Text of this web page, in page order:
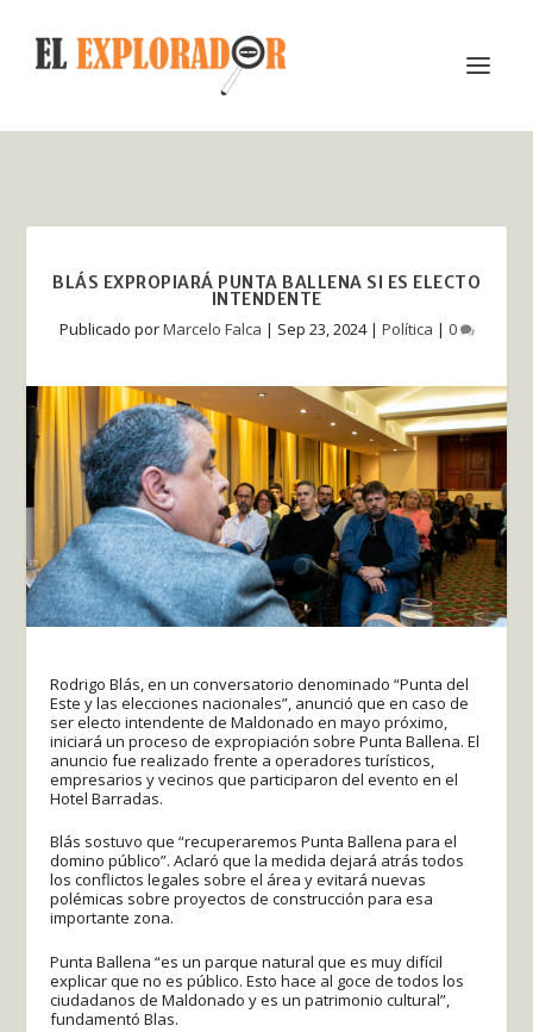
BLÁS EXPROPIARÁ PUNTA BALLENA SI ES ELECTO
INTENDENTE
Publicado porMarcelo Falca | Sep 23, 2024| Política | 0
Rodrigo Blás, en un conversatorio denominado “Punta del
Este y las elecciones nacionales”, anunció que en caso de
ser electo intendente de Maldonado en mayo próximo,
iniciará un proceso de expropiación sobre Punta Ballena. El
anuncio fue realizado frente a operadores turísticos,
empresarios y vecinos que participaron del evento en el
Hotel Barradas.
Blás sostuvo que “recuperaremos Punta Ballena para el
domino público”. Aclaró que la medida dejará atrás todos
los conflictos legales sobre el área y evitará nuevas
polémicas sobre proyectos de construcción para esa
importante zona.
Punta Ballena “es un parque natural que es muy difícil
explicar que no es público. Esto hace al goce de todos los
ciudadanos de Maldonado y es un patrimonio cultural”,
fundamentó Blas.